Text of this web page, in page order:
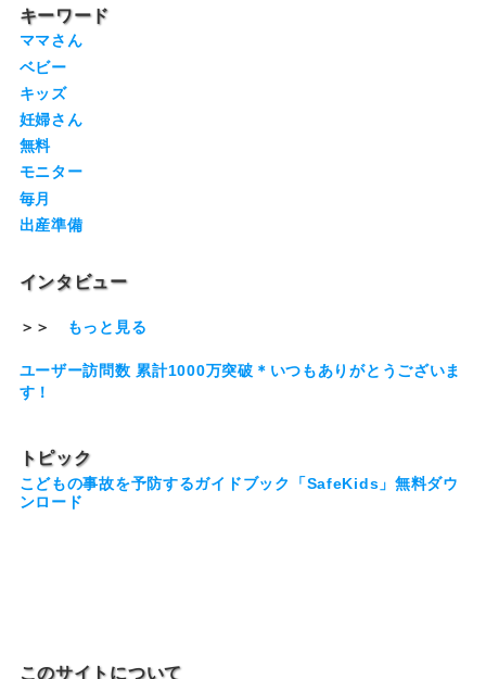
キーワード
ママさん
ベビー
キッズ
妊婦さん
無料
モニター
毎月
出産準備
インタビュー
＞＞ もっと見る
ユーザー訪問数 累計1000万突破＊いつもありがとうございま
す！
トピック
こどもの事故を予防するガイドブック「SafeKids」無料ダウ
ンロード
このサイトについて